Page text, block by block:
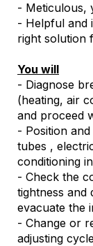
- Meticulous,
- Helpful and
right solution
You will
- Diagnose
(heating, air
and proceed
- Position
tubes ,
conditioning
- Check the
tightness and
evacuate the
- Change or
adjusting